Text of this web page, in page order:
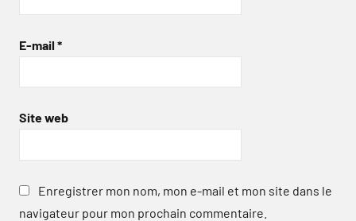
E-mail *
Site web
Enregistrer mon nom, mon e-mail et mon site dans le
navigateur pour mon prochain commentaire.